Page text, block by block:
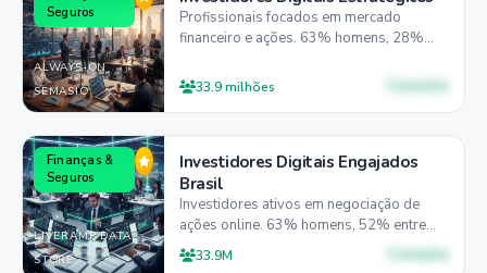
Seguros
ALWAYS-ON
SEMASIO
Profissionais focados em mercado
financeiro e ações. 63% homens, 28%
para análises detalhadas.
33.9 milhões Consulte
Finanças &
Seguros
LIVERAMP DATA
STORE
Investidores Digitais Engajados
Brasil
Investidores ativos em negociação de
ações online. 63% homens, 52% entre
35-54 anos, 80% preferem desktop para
análises.
33.9M Consulte